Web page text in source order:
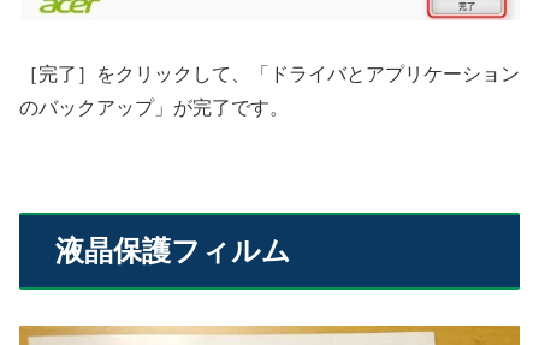
［完了］をクリックして、「ドライバとアプリケーション
のバックアップ」が完了です。
液晶保護フィルム